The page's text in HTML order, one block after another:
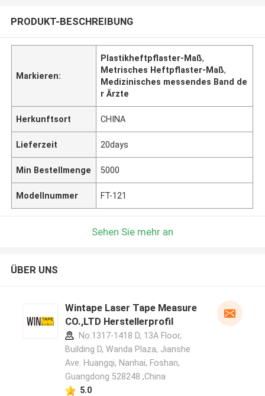
PRODUKT-BESCHREIBUNG
Markieren:
Plastikheftpflaster-Maß,
Metrisches Heftpflaster-Maß,
Medizinisches messendes Band de
r Ärzte
Herkunftsort CHINA
Lieferzeit 20days
Min Bestellmenge 5000
Modellnummer FT-121
Sehen Sie mehr an
ÜBER UNS
Wintape Laser Tape Measure
CO.,LTD Herstellerprofil
No.1317-1418 D, 13A Floor,
Building D, Wanda Plaza, Jianshe
Ave. Huangqi, Nanhai, Foshan,
Guangdong 528248 ,China
5.0